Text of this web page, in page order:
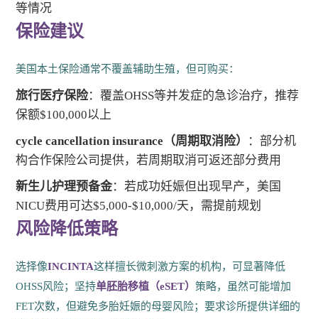
等情况
保险建议
美国本土保险通常不覆盖辅助生殖，但可购买：
旅行医疗保险：覆盖OHSS等并发症的急诊治疗，推荐
保额$100,000以上
cycle cancellation insurance（周期取消险）
：部分机
构合作保险公司提供，若周期取消可返还部分费用
新生儿护理预备金：若成功妊娠但出现早产，美国
NICU费用可达$5,000-$10,000/天，需提前规划
风险降低策略
选择像INCINTA这样擅长微刺激方案的机构，可显著降低
OHSS风险；坚持单胚胎移植（eSET）策略，虽然可能增加
FET次数，但避免多胎妊娠的母婴风险；要求诊所提供详细的